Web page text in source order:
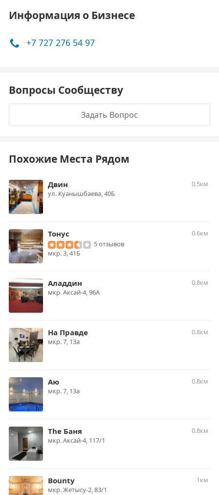
Информация о Бизнесе
+7 727 276 54 97
Вопросы Сообществу
Задать Вопрос
Похожие Места Рядом
Двин
0.5км
​ул. Куанышбаева, 40Б
Тонус
0.6км
5 отзывов
мкр. 3, 41Б
Аладдин
0.8км
мкр. Аксай-4, 96А
На Правде
0.8км
мкр. ​7, 13а
Аю
0.8км
мкр. 7, 13а
The Баня
0.8км
мкр. Аксай-4, 117/1
Bounty
1км
мкр. Жетысу-2, 83/1​